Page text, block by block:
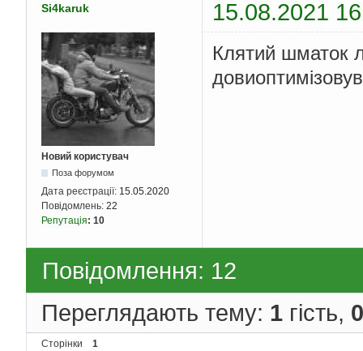
Si4karuk 15.08.2021
Новий користувач
Поза форумом
Дата реєстрації: 15.05.2020
Повідомлень: 22
Репутація: 10
Клятий шматок
Повідомлення: 12
Переглядають тему: 1 гість, 0
Сторінки 1